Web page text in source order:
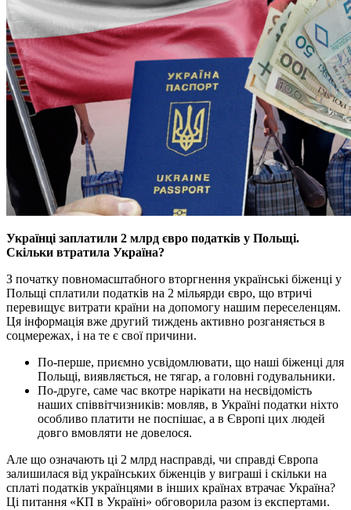
Українцi заплатили 2 млрд євро податкiв у Польщi.
Скiльки втратила Україна?
З початку повномасштабного вторгнення українськi бiженцi у
Польщi сплатили податкiв на 2 мiльярди євро, що втричi
перевищує витрати країни на допомогу нашим переселенцям.
Ця iнформацiя вже другий тиждень активно розганяється в
соцмережах, i на те є свої причини.
По-перше, приємно усвiдомлювати, що нашi бiженцi для
Польщi, виявляється, не тягар, а головнi годувальники.
По-друге, саме час вкотре нарiкати на несвiдомiсть
наших спiввiтчизникiв: мовляв, в Українi податки нiхто
особливо платити не поспiшає, а в Європi цих людей
довго вмовляти не довелося.
Але що означають цi 2 млрд насправдi, чи справдi Європа
залишилася вiд українських бiженцiв у виграшi i скiльки на
сплатi податкiв українцями в iнших країнах втрачає Україна?
Цi питання «КП в Українi» обговорила разом iз експертами.